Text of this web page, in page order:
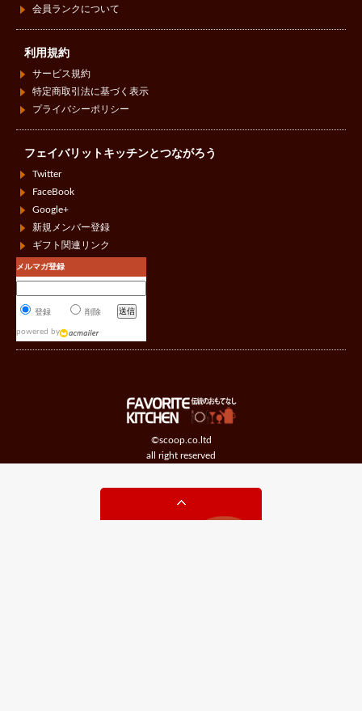
©scoop.co.ltd
all right reserved
会員ランクについて
利用規約
サービス規約
特定商取引法に基づく表示
プライバシーポリシー
フェイバリットキッチンとつながろう
Twitter
FaceBook
Google+
新規メンバー登録
ギフト関連リンク
メルマガ登録
登録 削除
powered by